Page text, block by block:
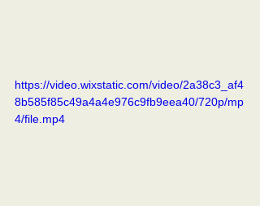
https://video.wixstatic.com/video/2a38c3_af4
8b585f85c49a4a4e976c9fb9eea40/720p/mp
4/file.mp4